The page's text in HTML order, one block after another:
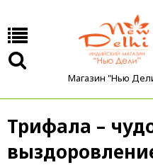
Магазин "Нью
Трифала –